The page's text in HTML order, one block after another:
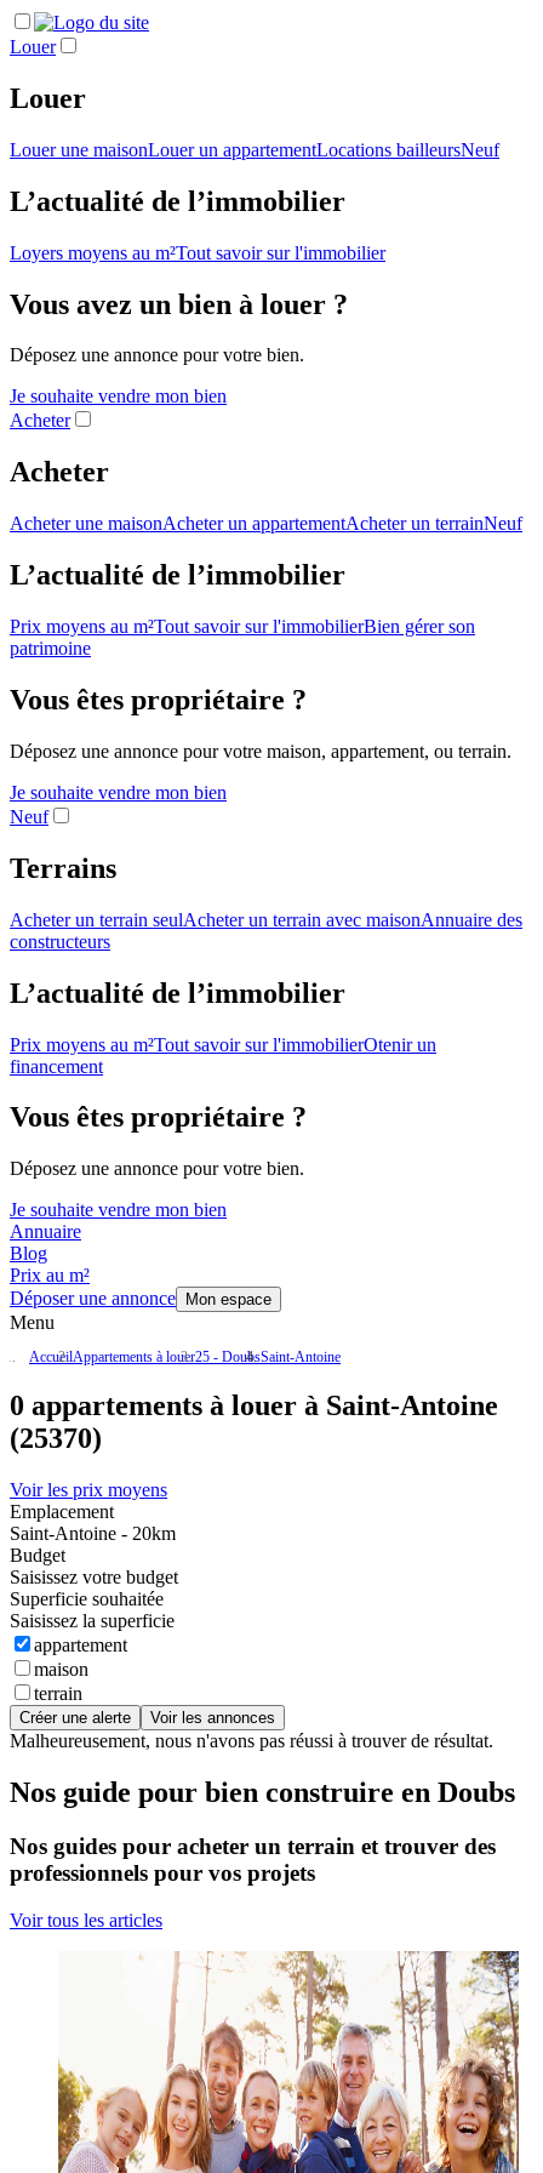
Louer
Louer
Louer une maisonLouer un appartementLocations bailleursNeuf
L’actualité de l’immobilier
Loyers moyens au m²Tout savoir sur l'immobilier
Vous avez un bien à louer ?
Déposez une annonce pour votre bien.
Je souhaite vendre mon bien
Acheter
Acheter
Acheter une maisonAcheter un appartementAcheter un terrainNeuf
L’actualité de l’immobilier
Prix moyens au m²Tout savoir sur l'immobilierBien gérer son
patrimoine
Vous êtes propriétaire ?
Déposez une annonce pour votre maison, appartement, ou terrain.
Je souhaite vendre mon bien
Neuf
Terrains
Acheter un terrain seulAcheter un terrain avec maisonAnnuaire des
constructeurs
L’actualité de l’immobilier
Prix moyens au m²Tout savoir sur l'immobilierOtenir un
financement
Vous êtes propriétaire ?
Déposez une annonce pour votre bien.
Je souhaite vendre mon bien
Annuaire
Blog
Prix au m²
Déposer une annonce
Mon espace
Menu
AccueilAppartements à louer25 - DoubsSaint-Antoine
0 appartements à louer à Saint-Antoine
(25370)
Voir les prix moyens
Emplacement
Saint-Antoine - 20km
Budget
Saisissez votre budget
Superficie souhaitée
Saisissez la superficie
appartement
maison
terrain
Créer une alerte Voir les annonces
Malheureusement, nous n'avons pas réussi à trouver de résultat.
Nos guide pour bien construire en Doubs
Nos guides pour acheter un terrain et trouver des
professionnels pour vos projets
Voir tous les articles